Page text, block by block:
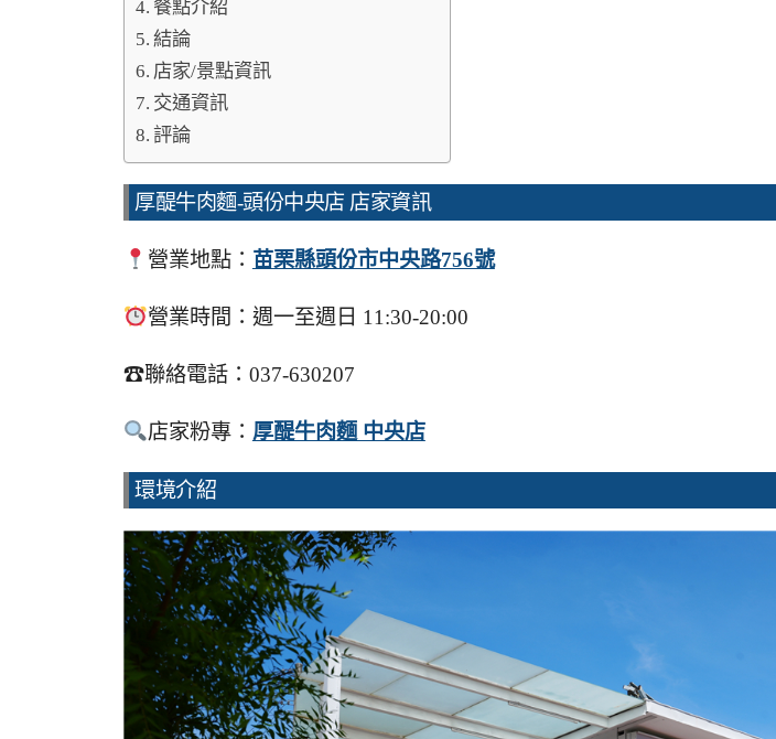
餐點介紹
結論
店家/景點資訊
交通資訊
評論
厚醍牛肉麵-頭份中央店 店家資訊
營業地點： 苗栗縣頭份市中央路756號
營業時間：週一至週日 11:30-20:00
☎聯絡電話：037-630207
店家粉專： 厚醍牛肉麵 中央店
環境介紹